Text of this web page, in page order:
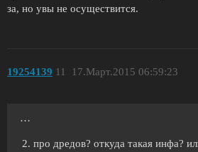
за, но увы не осуществится.
19254139 17.Март.2015 06:59:23
11
…
про дредов? откуда такая инфа?